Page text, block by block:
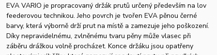
EVA VARIO je propracovaný držák prutů určený především na lov
feederovou technikou. Jeho povrch je tvořen EVA pěnou černé
barvy, která výborně drží prut na místě a zamezuje jeho poškození.
Díky nepravidelnému, zvlněnému tvaru pěny může vlasec při
záběru drážkou volně procházet. Konce držáku jsou opatřeny